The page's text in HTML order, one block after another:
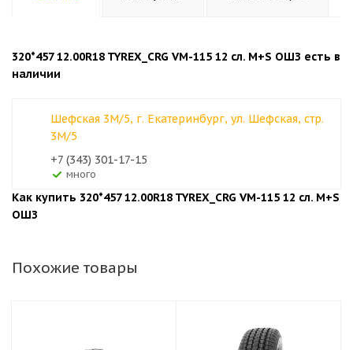
320*457 12.00R18 TYREX_CRG VM-115 12 сл. M+S ОШЗ есть в
наличии
Шефская 3М/5, г. Екатеринбург, ул. Шефская, стр.
3М/5
+7 (343) 301-17-15
Много
Как купить 320*457 12.00R18 TYREX_CRG VM-115 12 сл. M+S
ОШЗ
Похожие товары